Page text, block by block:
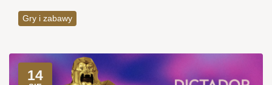
Gry i zabawy
14